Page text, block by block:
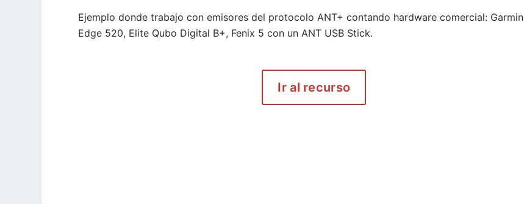
Ejemplo donde trabajo con emisores del protocolo ANT+ contando hardware comercial: Garmin
Edge 520, Elite Qubo Digital B+, Fenix 5 con un ANT USB Stick.
Ir al recurso